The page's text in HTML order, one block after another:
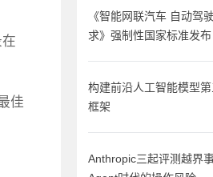
佳
《智能网联汽车 自动驾
求》强制性国家标准发布
构建前沿人工智能模型
框架
Anthropic三起评测越界